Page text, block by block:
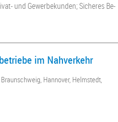
und Gewerbekunden; Sicheres Be-
im Nahverkehr
Hannover, Helmstedt,